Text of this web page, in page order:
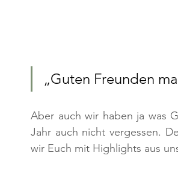
„Guten Freunden
Aber auch wir haben ja was
Jahr auch nicht vergessen.
wir Euch mit Highlights aus